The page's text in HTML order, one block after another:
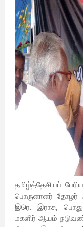
தமிழ்த்தேசியப்
பொருளாளர் தோழர்
இரெ. இராசு,
மகளிர் ஆயம் நடுவண்